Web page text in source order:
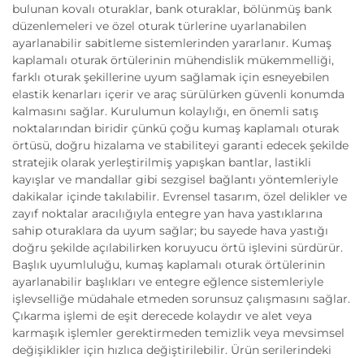
bulunan kovalı oturaklar, bank oturaklar, bölünmüş bank
düzenlemeleri ve özel oturak türlerine uyarlanabilen
ayarlanabilir sabitleme sistemlerinden yararlanır. Kumaş
kaplamalı oturak örtülerinin mühendislik mükemmelliği,
farklı oturak şekillerine uyum sağlamak için esneyebilen
elastik kenarları içerir ve araç sürülürken güvenli konumda
kalmasını sağlar. Kurulumun kolaylığı, en önemli satış
noktalarından biridir çünkü çoğu kumaş kaplamalı oturak
örtüsü, doğru hizalama ve stabiliteyi garanti edecek şekilde
stratejik olarak yerleştirilmiş yapışkan bantlar, lastikli
kayışlar ve mandallar gibi sezgisel bağlantı yöntemleriyle
dakikalar içinde takılabilir. Evrensel tasarım, özel delikler ve
zayıf noktalar aracılığıyla entegre yan hava yastıklarına
sahip oturaklara da uyum sağlar; bu sayede hava yastığı
doğru şekilde açılabilirken koruyucu örtü işlevini sürdürür.
Başlık uyumluluğu, kumaş kaplamalı oturak örtülerinin
ayarlanabilir başlıkları ve entegre eğlence sistemleriyle
işlevselliğe müdahale etmeden sorunsuz çalışmasını sağlar.
Çıkarma işlemi de eşit derecede kolaydır ve alet veya
karmaşık işlemler gerektirmeden temizlik veya mevsimsel
değişiklikler için hızlıca değiştirilebilir. Ürün serilerindeki